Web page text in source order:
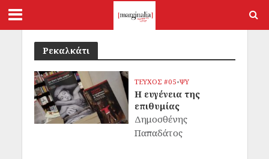
Ρεκαλκάτι
ΤΕΥΧΟΣ #05•ΨΥ
Η ευγένεια της
επιθυμίας
Δημοσθένης
Παπαδάτος